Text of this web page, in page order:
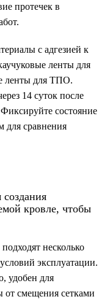
протечек в
с адгезией к
ленты для
ленты для ТПО.
14 суток после
состояние
для сравнения
кровле, чтобы
несколько
эксплуатации.
удобен для
от смещения сетками